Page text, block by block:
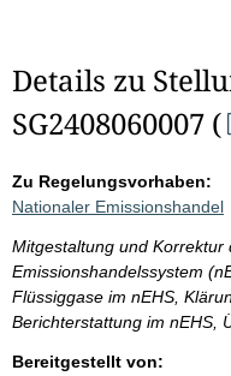
Details zu
SG2408060007 (
Zu Regelungsvorhaben:
Nationaler Emissionshandel
Mitgestaltung und
Emissionshandelssystem
Flüssiggase im nEHS,
Berichterstattung im nEHS,
Bereitgestellt von: